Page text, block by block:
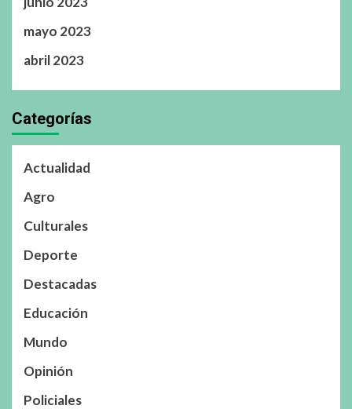
mayo 2023
abril 2023
Categorías
Actualidad
Agro
Culturales
Deporte
Destacadas
Educación
Mundo
Opinión
Policiales